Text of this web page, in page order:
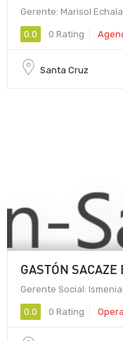
Gerente: Marisol
0.0 0 Rating
Santa Cruz
GASTÓN SACAZE
Gerente Social:
0.0 0 Rating